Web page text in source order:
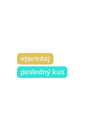
výpredaj
posledný kus